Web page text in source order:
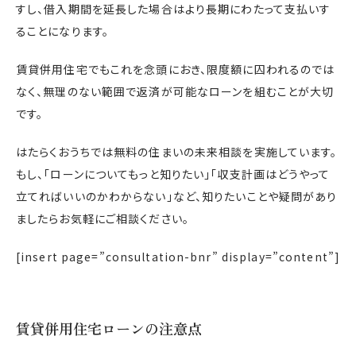
すし、借入期間を延長した場合はより長期にわたって支払いす
ることになります。
賃貸併用住宅でもこれを念頭におき、限度額に囚われるのでは
なく、無理のない範囲で返済が可能なローンを組むことが大切
です。
はたらくおうちでは無料の住まいの未来相談を実施しています。
もし、「ローンについてもっと知りたい」「収支計画はどうやって
立てればいいのかわからない」など、知りたいことや疑問があり
ましたらお気軽にご相談ください。
[insert page=”consultation-bnr” display=”content”]
賃貸併用住宅ローンの注意点